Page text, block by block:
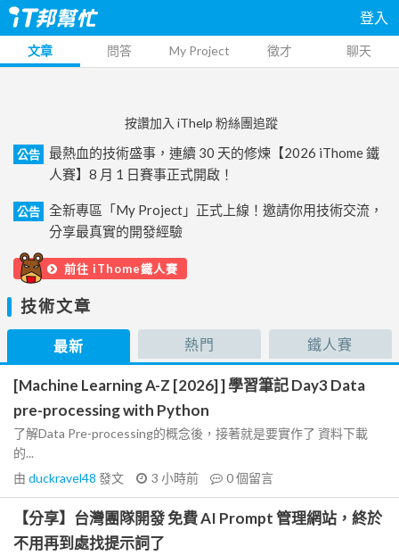
登入
文章 問答 My Project 徵才 聊天
按讚加入 iThelp 粉絲團追蹤
公告
最熱血的技術盛事，連續 30 天的修煉【2026 iThome 鐵
人賽】8 月 1 日賽事正式開啟！
公告
全新專區「My Project」正式上線！邀請你用技術交流，
分享最真實的開發經驗
前往 iThome鐵人賽
技術文章
最新 熱門 鐵人賽
[Machine Learning A-Z [2026] ] 學習筆記 Day3 Data
pre-processing with Python
了解Data Pre-processing的概念後，接著就是要實作了 資料下載
的...
由 duckravel48 發文 3 小時前 0個留言
【分享】台灣團隊開發 免費 AI Prompt 管理網站，終於
不用再到處找提示詞了